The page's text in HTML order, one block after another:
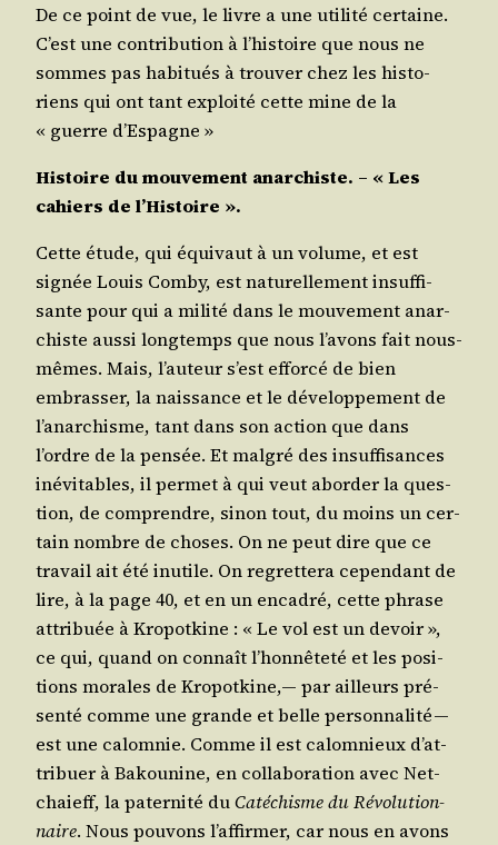
De ce point de vue, le livre a une uti­li­té cer­taine.
C’est une contri­bu­tion à l’his­toire que nous ne
sommes pas habi­tués à trou­ver chez les his­to­
riens qui ont tant exploi­té cette mine de la
« guerre d’Espagne »
His­toire du mou­ve­ment anar­chiste. – « Les
cahiers de l’Histoire ».
Cette étude, qui équi­vaut à un volume, et est
signée Louis Com­by, est natu­rel­le­ment insuf­fi­
sante pour qui a mili­té dans le mou­ve­ment anar­
chiste aus­si long­temps que nous l’a­vons fait nous-
mêmes. Mais, l’au­teur s’est effor­cé de bien
embras­ser, la nais­sance et le déve­lop­pe­ment de
l’a­nar­chisme, tant dans son action que dans
l’ordre de la pen­sée. Et mal­gré des insuf­fi­sances
inévi­tables, il per­met à qui veut abor­der la ques­
tion, de com­prendre, sinon tout, du moins un cer­
tain nombre de choses. On ne peut dire que ce
tra­vail ait été inutile. On regret­te­ra cepen­dant de
lire, à la page 40, et en un enca­dré, cette phrase
attri­buée à Kro­pot­kine : « Le vol est un devoir »,
ce qui, quand on connaît l’hon­nê­te­té et les posi­
tions morales de Kro­pot­kine,— par ailleurs pré­
sen­té comme une grande et belle per­son­na­li­té —
est une calom­nie. Comme il est calom­nieux d’at­
tri­buer à Bakou­nine, en col­la­bo­ra­tion avec Net­
chaieff, la pater­ni­té duCaté­chisme du Révo­lu­tion­
naire. Nous pou­vons l’af­fir­mer, car nous en avons